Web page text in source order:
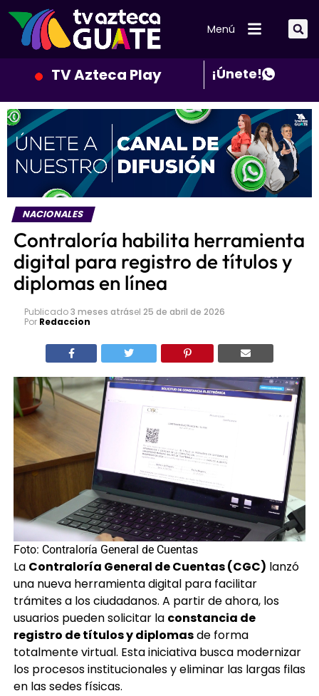
Menú
TV Azteca Play ¡Únete!
NACIONALES
Contraloría habilita herramienta
digital para registro de títulos y
diplomas en línea
Publicado3 meses atrásel 25 de abril de 2026
Por Redaccion
Foto: Contraloría General de Cuentas
La Contraloría General de Cuentas (CGC) lanzó
una nueva herramienta digital para facilitar
trámites a los ciudadanos. A partir de ahora, los
usuarios pueden solicitar la constancia de
registro de títulos y diplomasde forma
totalmente virtual. Esta iniciativa busca modernizar
los procesos institucionales y eliminar las largas filas
en las sedes físicas.